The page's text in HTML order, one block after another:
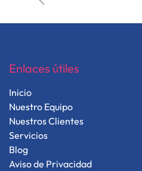
Enlaces útiles
Inicio
Nuestro Equipo
Nuestros Clientes
Servicios
Blog
Aviso de Privacidad